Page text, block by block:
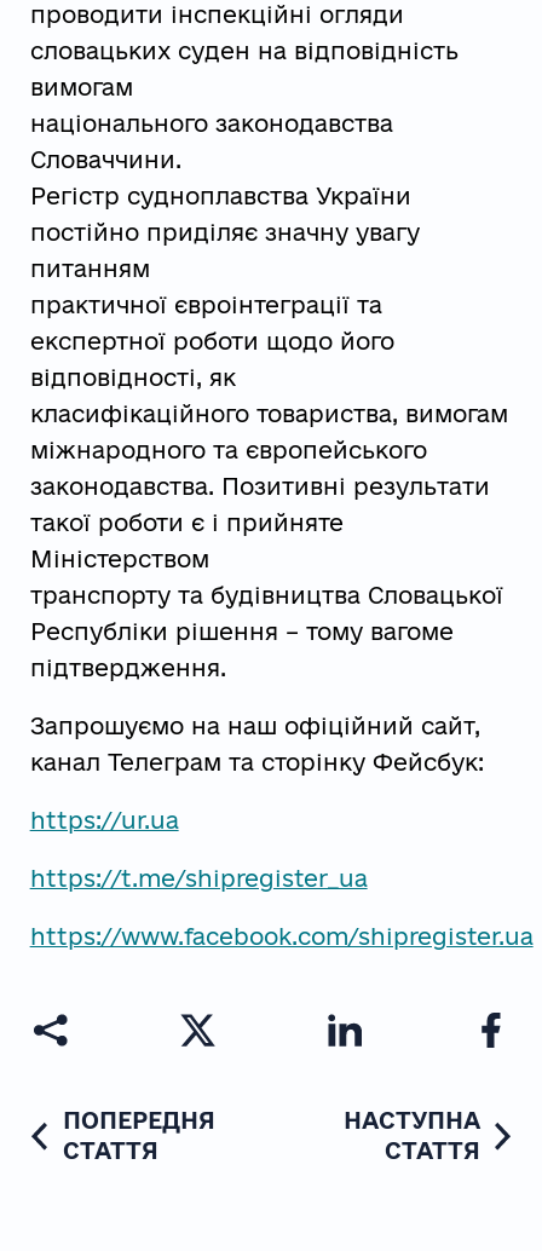
проводити інспекційні огляди
словацьких суден на відповідність
вимогам
національного законодавства
Словаччини.
Регістр судноплавства України
постійно приділяє значну увагу
питанням
практичної євроінтеграції та
експертної роботи щодо його
відповідності, як
класифікаційного товариства, вимогам
міжнародного та європейського
законодавства. Позитивні результати
такої роботи є і прийняте
Міністерством
транспорту та будівництва Словацької
Республіки рішення – тому вагоме
підтвердження.
Запрошуємо на наш офіційний сайт,
канал Телеграм та сторінку Фейсбук:
https://ur.ua
https://t.me/shipregister_ua
https://www.facebook.com/shipregister.ua
ПОПЕРЕДНЯ
СТАТТЯ
НАСТУПНА
СТАТТЯ